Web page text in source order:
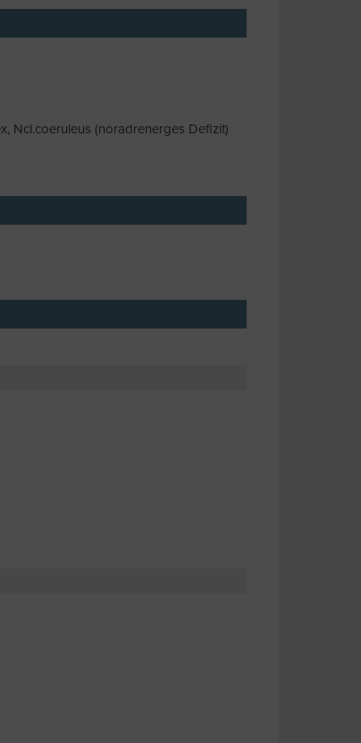
Ncl.coeruleus (noradrenerges Defizit)